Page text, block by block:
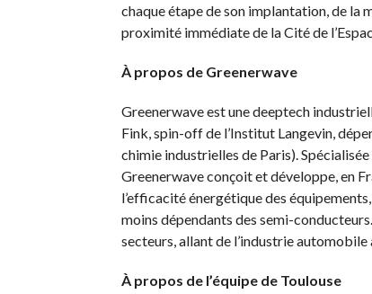
chaque étape de son implantation, de la
proximité immédiate de la Cité de
À propos de Greenerwave
Greenerwave est une deeptech
Fink, spin-off de l’Institut Langevin,
chimie industrielles de Paris).
Greenerwave conçoit et développe, en
l’efficacité énergétique des
moins dépendants des semi-
secteurs, allant de l’industrie
À propos de l’équipe de Toulouse